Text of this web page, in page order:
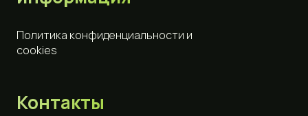
Политика конфиденциальности и
cookies
Контакты